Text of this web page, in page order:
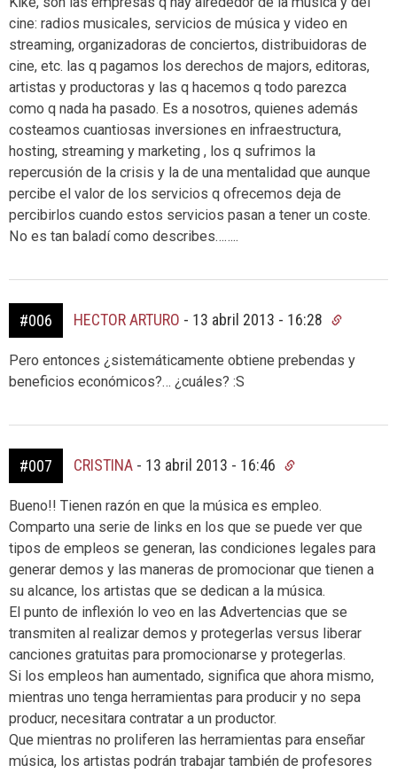
cine: radios musicales, servicios de música y video en
streaming, organizadoras de conciertos, distribuidoras de
cine, etc. las q pagamos los derechos de majors, editoras,
artistas y productoras y las q hacemos q todo parezca
como q nada ha pasado. Es a nosotros, quienes además
costeamos cuantiosas inversiones en infraestructura,
hosting, streaming y marketing , los q sufrimos la
repercusión de la crisis y la de una mentalidad que aunque
percibe el valor de los servicios q ofrecemos deja de
percibirlos cuando estos servicios pasan a tener un coste.
No es tan baladí como describes……..
#006 HECTOR ARTURO - 13 abril 2013 - 16:28
Pero entonces ¿sistemáticamente obtiene prebendas y
beneficios económicos?… ¿cuáles? :S
#007 CRISTINA - 13 abril 2013 - 16:46
Bueno!! Tienen razón en que la música es empleo.
Comparto una serie de links en los que se puede ver que
tipos de empleos se generan, las condiciones legales para
generar demos y las maneras de promocionar que tienen a
su alcance, los artistas que se dedican a la música.
El punto de inflexión lo veo en las Advertencias que se
transmiten al realizar demos y protegerlas versus liberar
canciones gratuitas para promocionarse y protegerlas.
Si los empleos han aumentado, significa que ahora mismo,
mientras uno tenga herramientas para producir y no sepa
producr, necesitara contratar a un productor.
Que mientras no proliferen las herramientas para enseñar
música, los artistas podrán trabajar también de profesores